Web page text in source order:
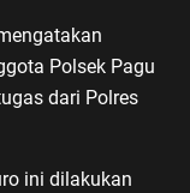
Polsek Pagu
dari Polres
ini dilakukan